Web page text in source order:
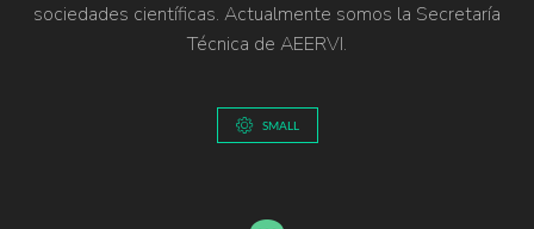
sociedades científicas. Actualmente somos la Secretaría
Técnica de AEERVI.
SMALL